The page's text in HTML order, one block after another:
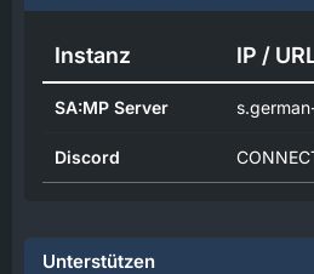
Instanz IP /
SA:MP Server
Discord
Unterstützen